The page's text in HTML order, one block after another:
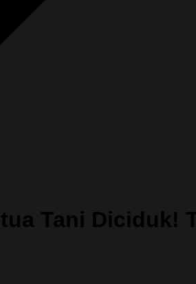
Tani Diciduk!